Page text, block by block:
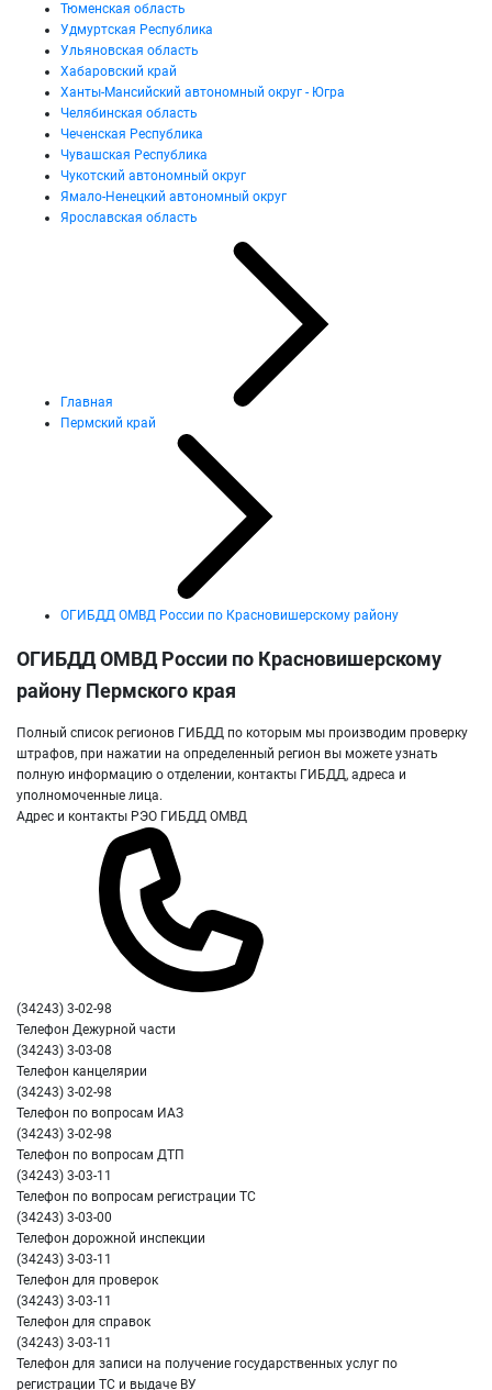
Тюменская область
Удмуртская Республика
Ульяновская область
Хабаровский край
Ханты-Мансийский автономный округ - Югра
Челябинская область
Чеченская Республика
Чувашская Республика
Чукотский автономный округ
Ямало-Ненецкий автономный округ
Ярославская область
Главная
Пермский край
ОГИБДД ОМВД России по Красновишерскому району
ОГИБДД ОМВД России по Красновишерскому
району Пермского края
Полный список регионов ГИБДД по которым мы производим проверку
штрафов, при нажатии на определенный регион вы можете узнать
полную информацию о отделении, контакты ГИБДД, адреса и
уполномоченные лица.
Адрес и контакты РЭО ГИБДД ОМВД
(34243) 3-02-98
Телефон Дежурной части
(34243) 3-03-08
Телефон канцелярии
(34243) 3-02-98
Телефон по вопросам ИАЗ
(34243) 3-02-98
Телефон по вопросам ДТП
(34243) 3-03-11
Телефон по вопросам регистрации ТС
(34243) 3-03-00
Телефон дорожной инспекции
(34243) 3-03-11
Телефон для проверок
(34243) 3-03-11
Телефон для справок
(34243) 3-03-11
Телефон для записи на получение государственных услуг по
регистрации ТС и выдаче ВУ